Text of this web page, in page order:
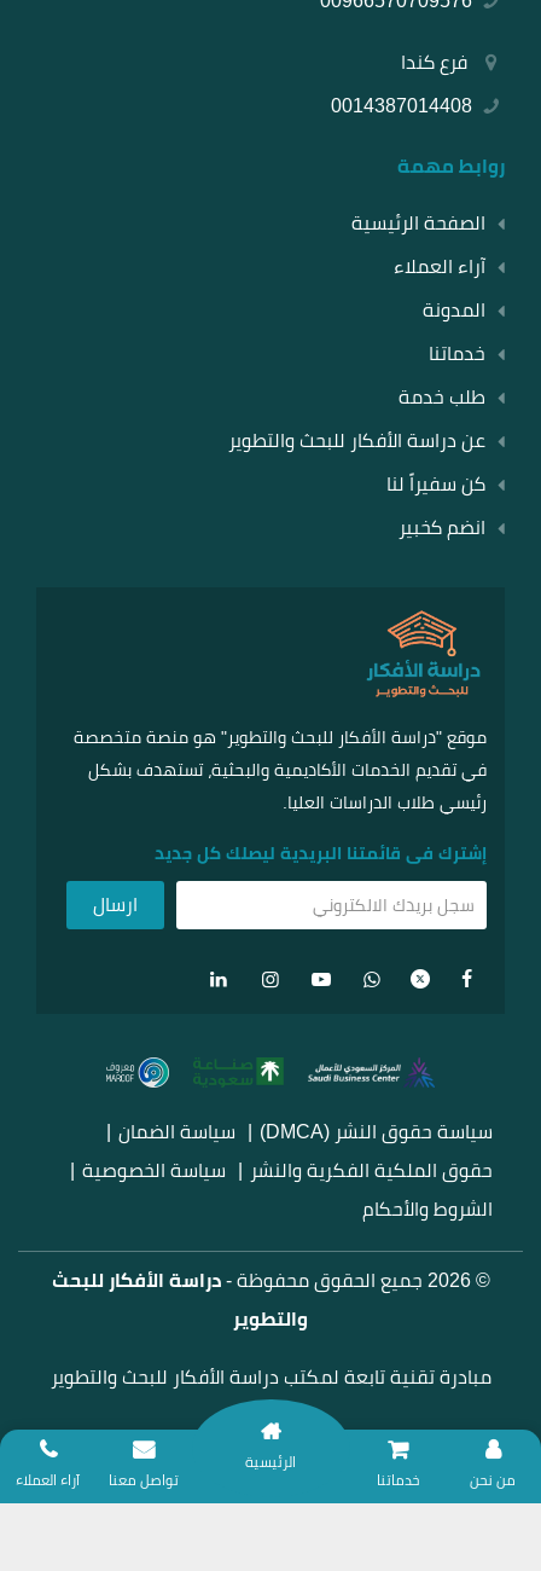
فرع كندا
0014387014408
روابط مهمة
الصفحة الرئيسية
آراء العملاء
المدونة
خدماتنا
طلب خدمة
عن دراسة الأفكار للبحث والتطوير
كن سفيراً لنا
انضم كخبير
موقع "دراسة الأفكار للبحث والتطوير" هو منصة متخصصة
في تقديم الخدمات الأكاديمية والبحثية، تستهدف بشكل
رئيسي طلاب الدراسات العليا.
إشترك فى قائمتنا البريدية ليصلك كل جديد
سياسة حقوق النشر (DMCA)
سياسة الضمان
حقوق الملكية الفكرية والنشر
سياسة الخصوصية
الشروط والأحكام
© 2026 جميع الحقوق محفوظة -
دراسة الأفكار للبحث
والتطوير
مبادرة تقنية تابعة لمكتب دراسة الأفكار للبحث والتطوير
نلتزم بتقديم خدمات المساندة البحثية وفق ضوابط الأمانة العلمية؛ لذا نعتذر عن
آراء العملاء تواصل معنا
الرئيسية
خدماتنا
من نحن